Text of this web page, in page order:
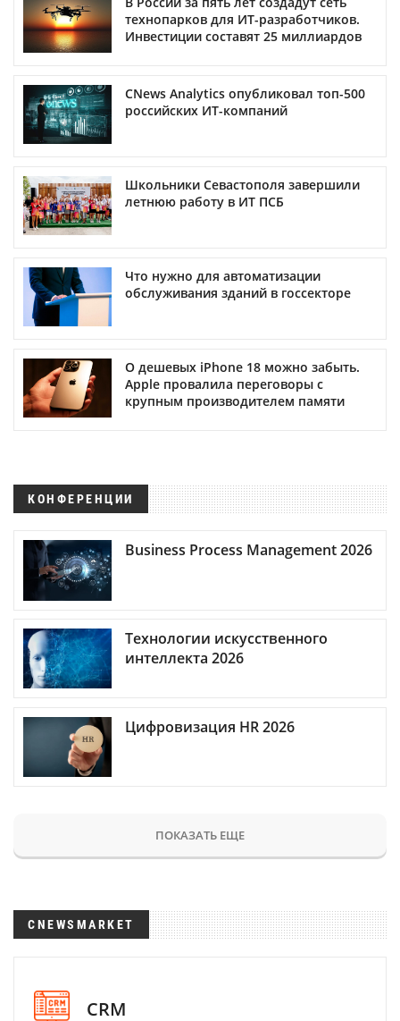
технопарков для ИТ-разработчиков.
Инвестиции составят 25 миллиардов
CNews Analytics опубликовал топ-500
российских ИТ-компаний
Школьники Севастополя завершили
летнюю работу в ИТ ПСБ
Что нужно для автоматизации
обслуживания зданий в госсекторе
О дешевых iPhone 18 можно забыть.
Apple провалила переговоры с
крупным производителем памяти
КОНФЕРЕНЦИИ
Business Process Management 2026
Технологии искусственного
интеллекта 2026
Цифровизация HR 2026
ПОКАЗАТЬ ЕЩЕ
CNEWSMARKET
CRM